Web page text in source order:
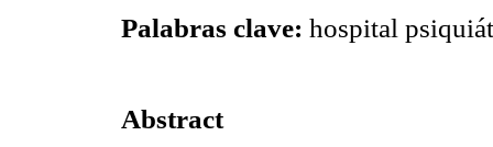
Palabras clave: hospital
Abstract